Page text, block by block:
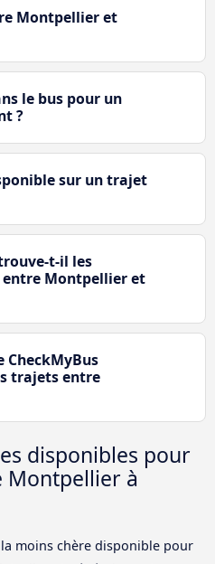
Montpellier et
le bus pour un
?
sur un trajet
t-il les
entre Montpellier et
trajets entre
disponibles pour
Montpellier à
moins chère disponible pour